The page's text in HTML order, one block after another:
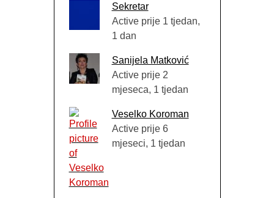
Sekretar
Active prije 1 tjedan,
1 dan
Sanijela Matković
Active prije 2
mjeseca, 1 tjedan
Veselko Koroman
Active prije 6
mjeseci, 1 tjedan